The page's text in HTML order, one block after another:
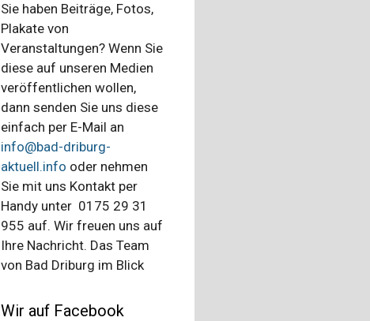
Sie haben Beiträge, Fotos,
Plakate von
Veranstaltungen? Wenn Sie
diese auf unseren Medien
veröffentlichen wollen,
dann senden Sie uns diese
einfach per E-Mail an
info@bad-driburg-
aktuell.info oder nehmen
Sie mit uns Kontakt per
Handy unter 0175 29 31
955 auf. Wir freuen uns auf
Ihre Nachricht. Das Team
von Bad Driburg im Blick
Wir auf Facebook